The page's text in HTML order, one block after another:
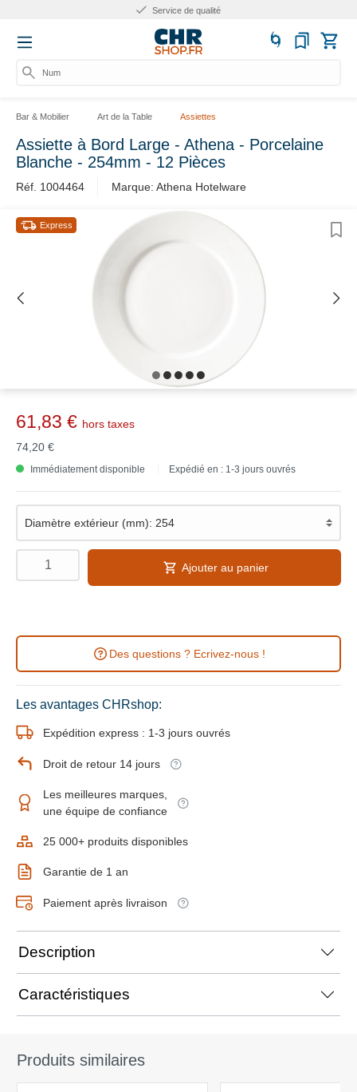
Service de qualité
Numér
Bar & Mobilier Art de la Table Assiettes
Assiette à Bord Large - Athena - Porcelaine
Blanche - 254mm - 12 Pièces
Réf. 1004464 Marque: Athena Hotelware
Express
61,83 € hors taxes
74,20 €
Immédiatement disponible Expédié en : 1-3 jours ouvrés
Ajouter au panier
Des questions ? Ecrivez-nous !
Les avantages CHRshop:
Expédition express : 1-3 jours ouvrés
Droit de retour 14 jours
Les meilleures marques,
une équipe de confiance
25 000+ produits disponibles
Garantie de 1 an
Paiement après livraison
Description
Caractéristiques
Produits similaires